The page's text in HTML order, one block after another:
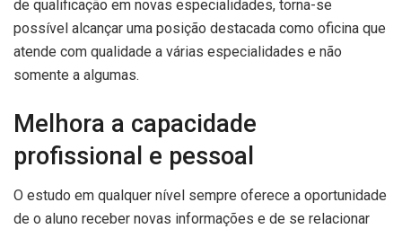
de qualificação em novas especialidades, torna-se
possível alcançar uma posição destacada como oficina que
atende com qualidade a várias especialidades e não
somente a algumas.
Melhora a capacidade
profissional e pessoal
O estudo em qualquer nível sempre oferece a oportunidade
de o aluno receber novas informações e de se relacionar